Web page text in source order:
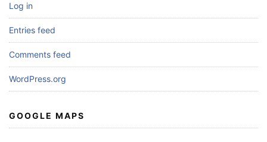
Log in
Entries feed
Comments feed
WordPress.org
GOOGLE MAPS